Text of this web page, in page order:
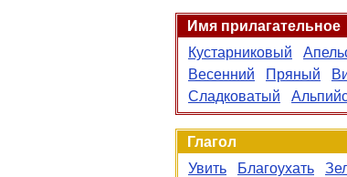
Имя прилагательное
Кустарниковый
Весенний
Пряный
Сладковатый
Глагол
Увить
Благоухать